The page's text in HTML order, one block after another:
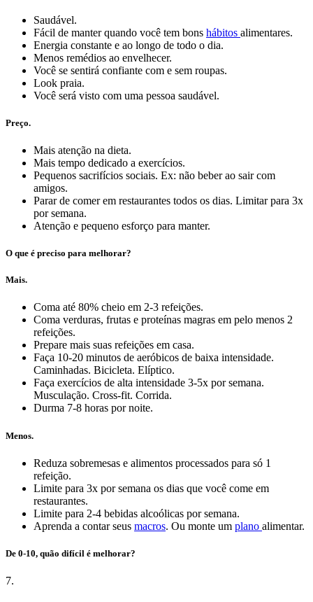
Saudável.
Fácil de manter quando você tem bons hábitos alimentares.
Energia constante e ao longo de todo o dia.
Menos remédios ao envelhecer.
Você se sentirá confiante com e sem roupas.
Look praia.
Você será visto com uma pessoa saudável.
Preço.
Mais atenção na dieta.
Mais tempo dedicado a exercícios.
Pequenos sacrifícios sociais. Ex: não beber ao sair com
amigos.
Parar de comer em restaurantes todos os dias. Limitar para 3x
por semana.
Atenção e pequeno esforço para manter.
O que é preciso para melhorar?
Mais.
Coma até 80% cheio em 2-3 refeições.
Coma verduras, frutas e proteínas magras em pelo menos 2
refeições.
Prepare mais suas refeições em casa.
Faça 10-20 minutos de aeróbicos de baixa intensidade.
Caminhadas. Bicicleta. Elíptico.
Faça exercícios de alta intensidade 3-5x por semana.
Musculação. Cross-fit. Corrida.
Durma 7-8 horas por noite.
Menos.
Reduza sobremesas e alimentos processados para só 1
refeição.
Limite para 3x por semana os dias que você come em
restaurantes.
Limite para 2-4 bebidas alcoólicas por semana.
Aprenda a contar seus macros. Ou monte um plano alimentar.
De 0-10, quão difícil é melhorar?
7.